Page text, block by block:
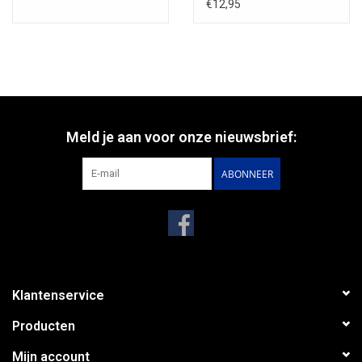
deel 51; ISBN 978-90-78499-45-9; 182 blz.; 1e druk 2019; uitg.
€12,95
Meld je aan voor onze nieuwsbrief:
ABONNEER
Klantenservice
Producten
Mijn account